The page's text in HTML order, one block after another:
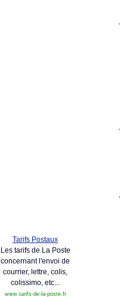
Tarifs Postaux
Les tarifs de La Poste
concernant l'envoi de
courrier, lettre, colis,
colissimo, etc...
www.tarifs-de-la-poste.fr